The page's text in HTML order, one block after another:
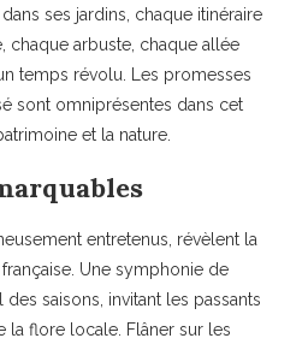
ses jardins, chaque itinéraire
chaque arbuste, chaque allée
temps révolu. Les promesses
sont omniprésentes dans cet
et la nature.
entretenus, révèlent la
Une symphonie de
saisons, invitant les passants
la flore locale. Flâner sur les